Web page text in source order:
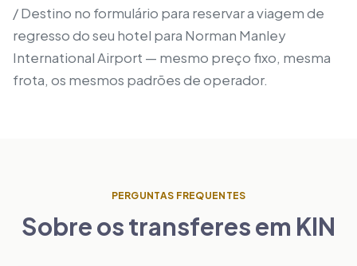
/ Destino no formulário para reservar a viagem de
regresso do seu hotel para Norman Manley
International Airport — mesmo preço fixo, mesma
frota, os mesmos padrões de operador.
PERGUNTAS FREQUENTES
Sobre os transferes em KIN